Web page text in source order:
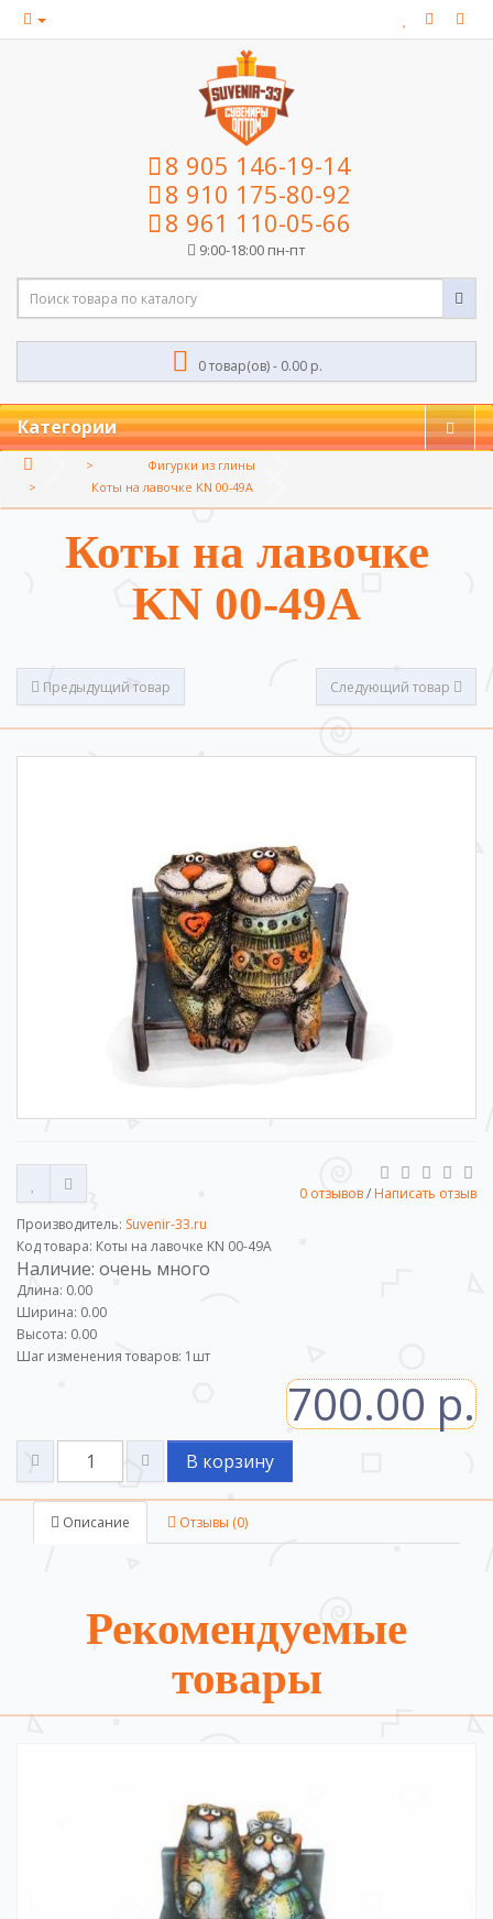
8 905 146-19-14
8 910 175-80-92
8 961 110-05-66
9:00-18:00 пн-пт
0 товар(ов) - 0.00 р.
Категории
Фигурки из глины
Коты на лавочке KN 00-49A
Коты на лавочке
KN 00-49A
Предыдущий товар Следующий товар
0 отзывов/ Написать отзыв
Производитель: Suvenir-33.ru
Код товара: Коты на лавочке KN 00-49A
Наличие: очень много
Длина: 0.00
Ширина: 0.00
Высота: 0.00
Шаг изменения товаров: 1 шт
700.00 р.
В корзину
Описание Отзывы (0)
Рекомендуемые
товары